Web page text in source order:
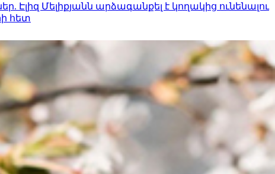
Էլիզ Մելիքյանն արձագանքել է կողակից ունենալու
հետ